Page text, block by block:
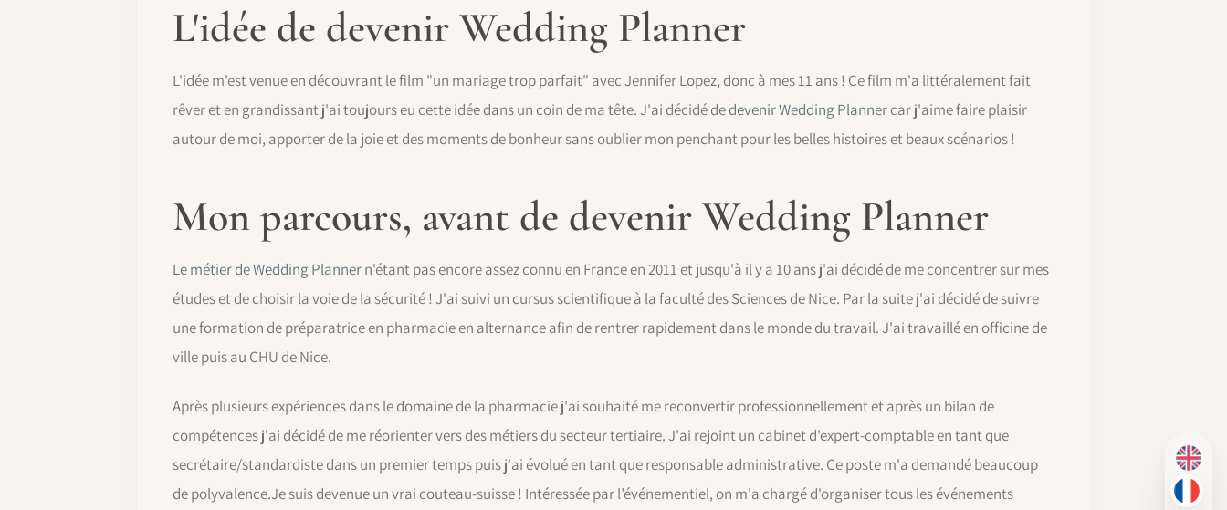
EN
FR
L'idée de devenir Wedding Planner
L'idée m'est venue en découvrant le film "un mariage trop parfait" avec Jennifer Lopez, donc à mes 11 ans ! Ce film m'a littéralement fait
rêver et en grandissant j'ai toujours eu cette idée dans un coin de ma tête. J'ai décidé dedevenir Wedding Plannercar j'aime faire plaisir
autour de moi, apporter de la joie et des moments de bonheur sans oublier mon penchant pour les belles histoires et beaux scénarios !
Mon parcours, avant de devenir Wedding Planner
Le métier de Wedding Plannern'étant pas encore assez connu en France en 2011 et jusqu'à il y a 10 ans j'ai décidé de me concentrer sur mes
études et de choisir la voie de la sécurité ! J'ai suivi un cursus scientifique à la faculté des Sciences de Nice. Par la suite j'ai décidé de suivre
une formation de préparatrice en pharmacie en alternance afin de rentrer rapidement dans le monde du travail. J'ai travaillé en officine de
ville puis au CHU de Nice.
Après plusieurs expériences dans le domaine de la pharmacie j'ai souhaité me reconvertir professionnellement et après un bilan de
compétences j'ai décidé de me réorienter vers des métiers du secteur tertiaire. J'ai rejoint un cabinet d'expert-comptable en tant que
secrétaire/standardiste dans un premier temps puis j'ai évolué en tant que responsable administrative. Ce poste m'a demandé beaucoup
de polyvalence.Je suis devenue un vrai couteau-suisse ! Intéressée par l’événementiel, on m'a chargé d'organiser tous les événements